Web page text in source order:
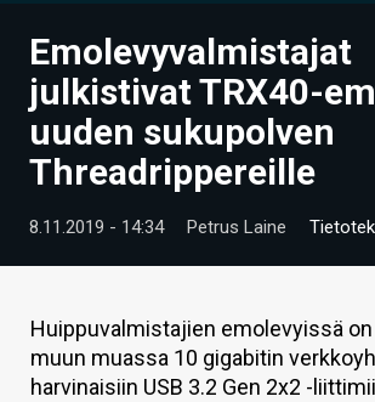
UUTISET
ARTIKKELIT
VIDEOT
TECHBBS
HINTA.FI
KAUPPA
Emolevyvalmistajat
julkistivat TRX40-
uuden sukupolven
Threadrippereille
8.11.2019 - 14:34 Petrus Laine
Huippuvalmistajien emolevyissä
muun muassa 10 gigabitin
harvinaisiin USB 3.2 Gen 2x2 -